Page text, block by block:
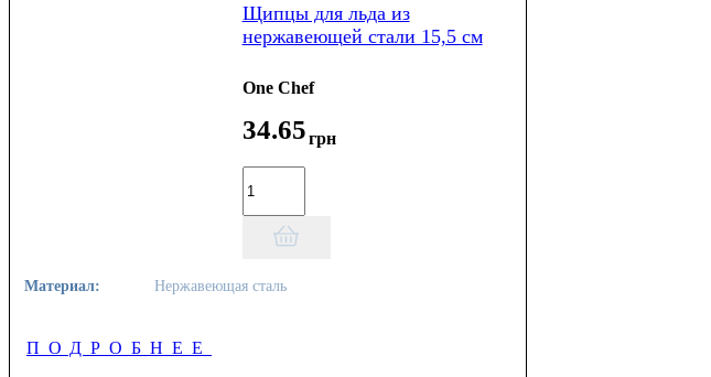
Щипцы для льда из
нержавеющей стали 15,5 см
One Chef
34.65грн
Материал: Нержавеющая сталь
ПОДРОБНЕЕ